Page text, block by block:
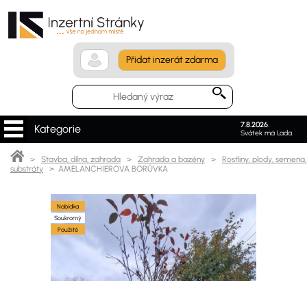
Přidat inzerát zdarma
7.8.2026.
Svátek má Lada.
Kategorie
> Stavba, dílna, zahrada > Zahrada a bazény > Rostliny, plody, semena,
substráty > AMELANCHIEROVA BORŮVKA
Nabídka
Soukromý
Použité